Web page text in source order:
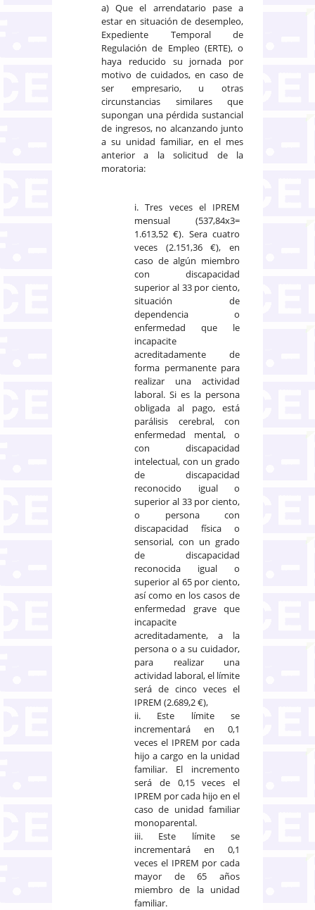
a) Que el arrendatario pase a
estar en situación de desempleo,
Expediente Temporal de
Regulación de Empleo (ERTE), o
haya reducido su jornada por
motivo de cuidados, en caso de
ser empresario, u otras
circunstancias similares que
supongan una pérdida sustancial
de ingresos, no alcanzando junto
a su unidad familiar, en el mes
anterior a la solicitud de la
moratoria:
i. Tres veces el IPREM
mensual (537,84x3=
1.613,52 €). Sera cuatro
veces (2.151,36 €), en
caso de algún miembro
con discapacidad
superior al 33 por ciento,
situación de
dependencia o
enfermedad que le
incapacite
acreditadamente de
forma permanente para
realizar una actividad
laboral. Si es la persona
obligada al pago, está
parálisis cerebral, con
enfermedad mental, o
con discapacidad
intelectual, con un grado
de discapacidad
reconocido igual o
superior al 33 por ciento,
o persona con
discapacidad física o
sensorial, con un grado
de discapacidad
reconocida igual o
superior al 65 por ciento,
así como en los casos de
enfermedad grave que
incapacite
acreditadamente, a la
persona o a su cuidador,
para realizar una
actividad laboral, el límite
será de cinco veces el
IPREM (2.689,2 €),
ii. Este límite se
incrementará en 0,1
veces el IPREM por cada
hijo a cargo en la unidad
familiar. El incremento
será de 0,15 veces el
IPREM por cada hijo en el
caso de unidad familiar
monoparental.
iii. Este límite se
incrementará en 0,1
veces el IPREM por cada
mayor de 65 años
miembro de la unidad
familiar.